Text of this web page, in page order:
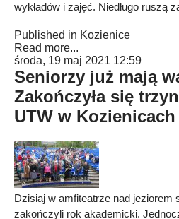
wykładów i zajęć. Niedługo ruszą
Published in Kozienice
Read more...
środa, 19 maj 2021 12:59
Seniorzy już mają
Zakończyła się
UTW w Kozienicach
Dzisiaj w amfiteatrze nad jeziorem
zakończyli rok akademicki.